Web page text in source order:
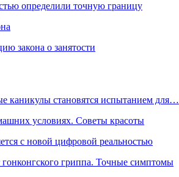
определили точную границу
закона о занятости
каникулы становятся испытанием для…
условиях. Советы красоты
с новой цифровой реальностью
гриппа. Точные симптомы